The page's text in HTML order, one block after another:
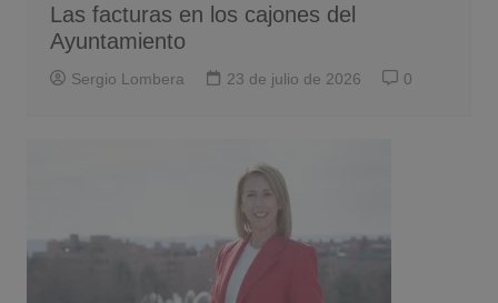
Las facturas en los cajones del
Ayuntamiento
Sergio Lombera 23 de julio de 2026 0